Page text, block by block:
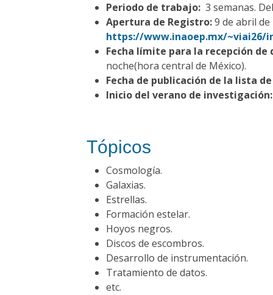
Periodo de trabajo: 3 semanas.
Apertura de Registro:9 de abril de
https://www.inaoep.mx/~viai26/
Fecha límite para la recepción de
noche(hora central de México).
Fecha de publicación de la lista
Inicio del verano de investigación:
Tópicos
Cosmología.
Galaxias.
Estrellas.
Formación estelar.
Hoyos negros.
Discos de escombros.
Desarrollo de instrumentación.
Tratamiento de datos.
etc.